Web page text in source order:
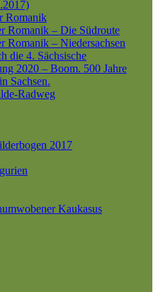
Romanik
Romanik – Die Südroute
Romanik – Niedersachsen
die 4. Sächsische
2020 – Boom. 500 Jahre
Sachsen.
Radweg
2017
Kaukasus